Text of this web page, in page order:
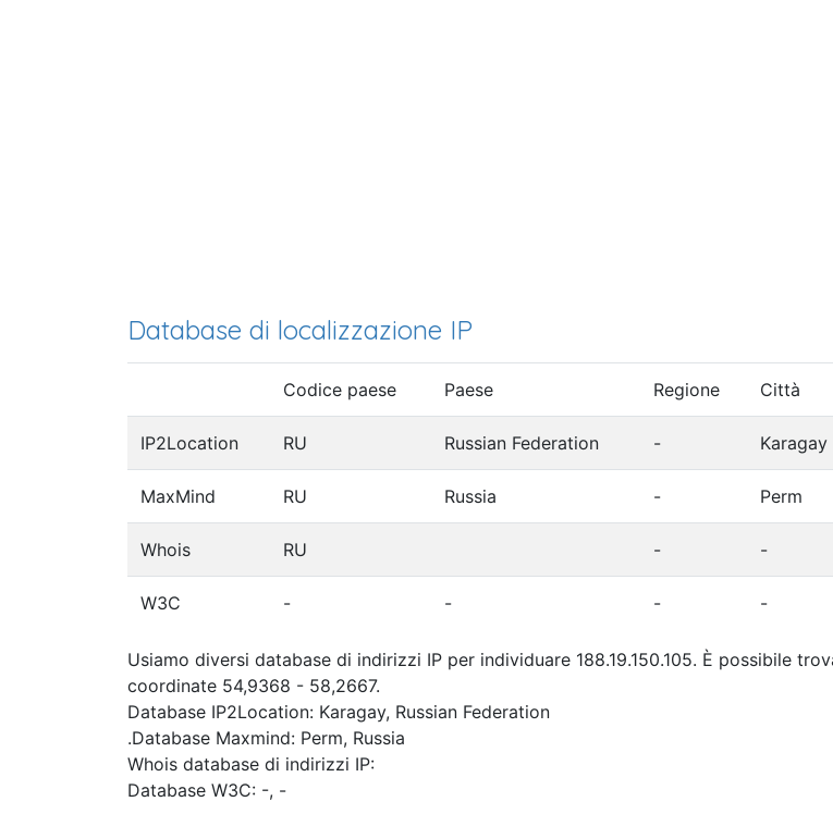
Database di localizzazione IP
Codice paese Paese Regione Città
IP2Location RU Russian Federation - Karagay
MaxMind RU Russia - Perm
Whois RU - -
W3C - - - -
Usiamo diversi database di indirizzi IP per individuare 188.19.150.105. È possibile
coordinate 54,9368 - 58,2667.
Database IP2Location: Karagay, Russian Federation
.Database Maxmind: Perm, Russia
Whois database di indirizzi IP:
Database W3C: -, -